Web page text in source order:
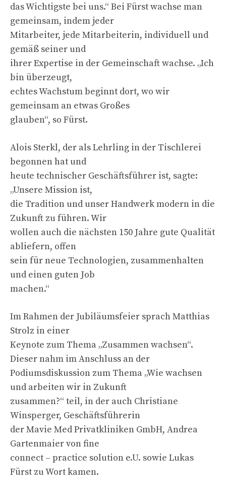
das Wichtigste bei uns.“ Bei Fürst wachse man
gemeinsam, indem jeder
Mitarbeiter, jede Mitarbeiterin, individuell und
gemäß seiner und
ihrer Expertise in der Gemeinschaft wachse. „Ich
bin überzeugt,
echtes Wachstum beginnt dort, wo wir
gemeinsam an etwas Großes
glauben“, so Fürst.
Alois Sterkl, der als Lehrling in der Tischlerei
begonnen hat und
heute technischer Geschäftsführer ist, sagte:
„Unsere Mission ist,
die Tradition und unser Handwerk modern in die
Zukunft zu führen. Wir
wollen auch die nächsten 150 Jahre gute Qualität
abliefern, offen
sein für neue Technologien, zusammenhalten
und einen guten Job
machen.“
Im Rahmen der Jubiläumsfeier sprach Matthias
Strolz in einer
Keynote zum Thema „Zusammen wachsen“.
Dieser nahm im Anschluss an der
Podiumsdiskussion zum Thema „Wie wachsen
und arbeiten wir in Zukunft
zusammen?“ teil, in der auch Christiane
Winsperger, Geschäftsführerin
der Mavie Med Privatkliniken GmbH, Andrea
Gartenmaier von fine
connect – practice solution e.U. sowie Lukas
Fürst zu Wort kamen.